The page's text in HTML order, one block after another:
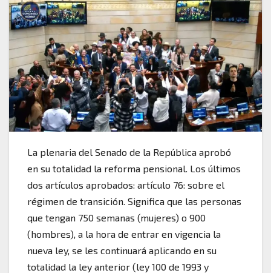
La plenaria del Senado de la República aprobó
en su totalidad la reforma pensional. Los últimos
dos artículos aprobados: artículo 76: sobre el
régimen de transición. Significa que las personas
que tengan 750 semanas (mujeres) o 900
(hombres), a la hora de entrar en vigencia la
nueva ley, se les continuará aplicando en su
totalidad la ley anterior (ley 100 de 1993 y